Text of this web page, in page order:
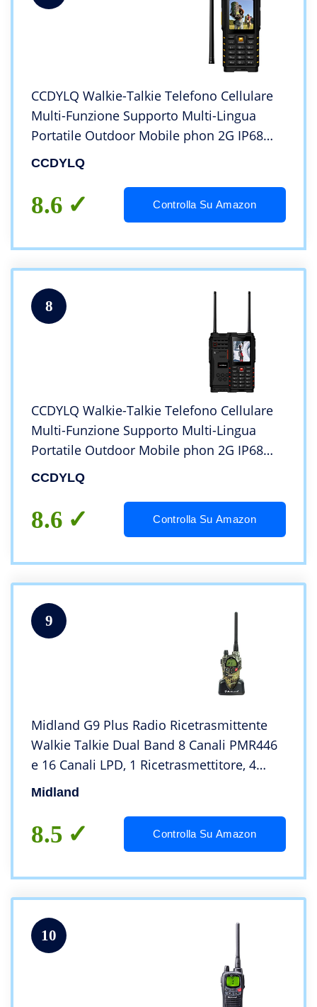
CCDYLQ Walkie-Talkie Telefono Cellulare
Multi-Funzione Supporto Multi-Lingua
Portatile Outdoor Mobile phon 2G IP68
Robusto Batteria 4500mAn Forte
Segnale,Yellow
CCDYLQ
8.6 Controlla Su Amazon
8
CCDYLQ Walkie-Talkie Telefono Cellulare
Multi-Funzione Supporto Multi-Lingua
Portatile Outdoor Mobile phon 2G IP68
Robusto Batteria 4500mAn Forte
Segnale,Red
CCDYLQ
8.6 Controlla Su Amazon
9
Midland G9 Plus Radio Ricetrasmittente
Walkie Talkie Dual Band 8 Canali PMR446
e 16 Canali LPD, 1 Ricetrasmettitore, 4
Batterie Ricaricabili Ni-MH AA 800 mAh,
Midland
8.5 Controlla Su Amazon
10